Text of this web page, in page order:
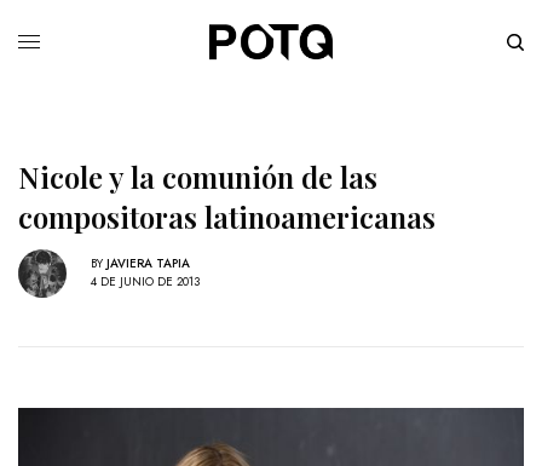
Nicole y la comunión de las
compositoras latinoamericanas
BY JAVIERA TAPIA
4 DE JUNIO DE 2013